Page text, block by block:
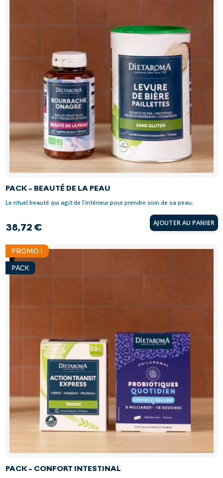
PACK - BEAUTÉ DE LA PEAU
Le rituel beauté qui agit de l’intérieur pour prendre soin de sa peau.
Prix
38,72 € AJOUTER AU PANIER
PACK - CONFORT INTESTINAL
PROMO !
PACK